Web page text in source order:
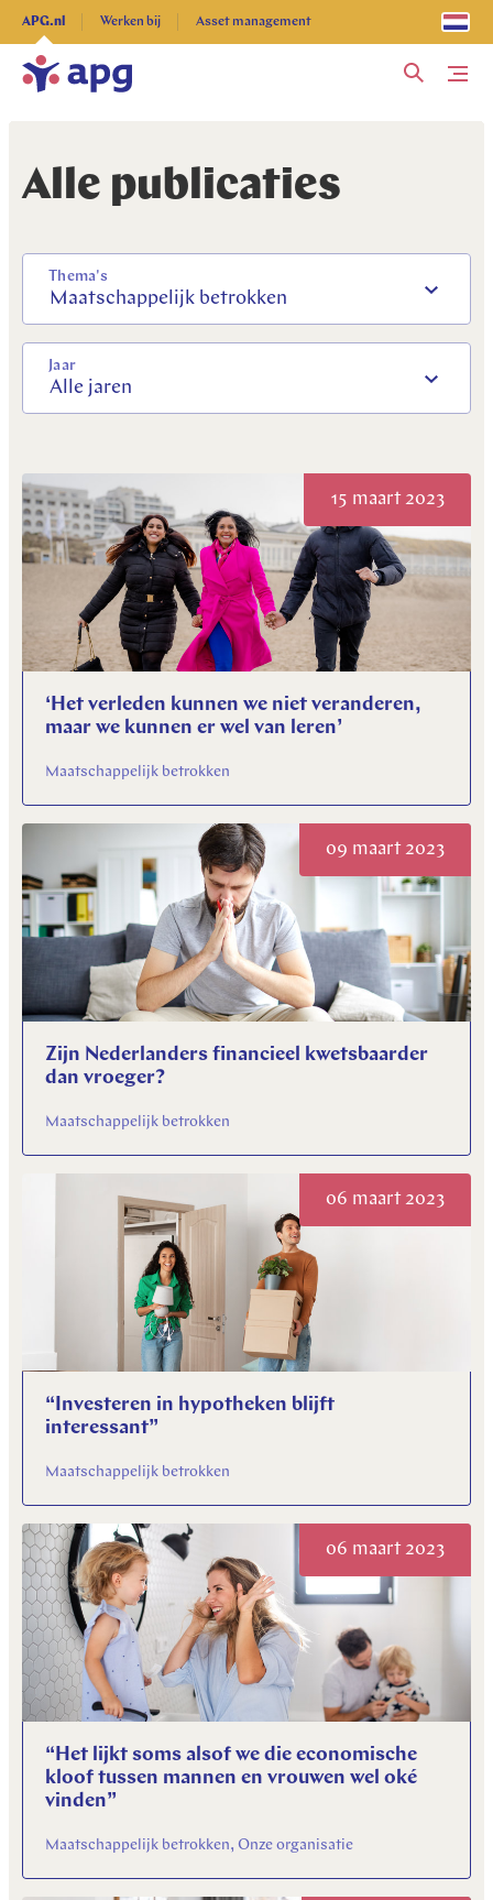
APG.nl Werken bij Asset management
Ontdek alles
Alle publicaties
Thema's
Maatschappelijk betrokken
Jaar
Alle jaren
15 maart 2023
‘Het verleden kunnen we niet veranderen,
maar we kunnen er wel van leren’
Maatschappelijk betrokken
09 maart 2023
Zijn Nederlanders financieel kwetsbaarder
dan vroeger?
Maatschappelijk betrokken
06 maart 2023
“Investeren in hypotheken blijft
interessant”
Maatschappelijk betrokken
06 maart 2023
“Het lijkt soms alsof we die economische
kloof tussen mannen en vrouwen wel oké
vinden”
Maatschappelijk betrokken, Onze organisatie